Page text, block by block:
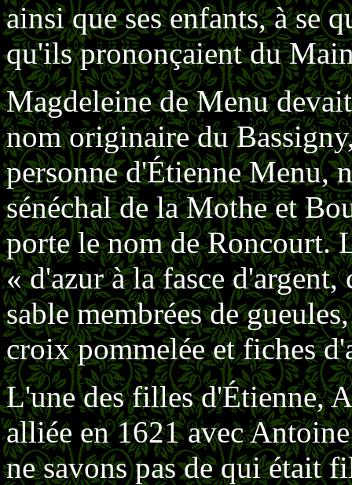
ainsi que ses enfants, à se
qu'ils prononçaient du
Magdeleine de Menu
nom originaire du
personne d'Étienne Menu,
sénéchal de la Mothe et
porte le nom de Roncourt.
« d'azur à la fasce d'argent,
sable membrées de
croix pommelée et fiches
L'une des filles d'Étienne,
alliée en 1621 avec
ne savons pas de qui était